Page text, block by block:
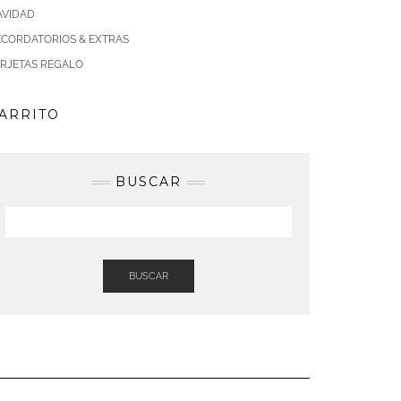
& EXTRAS
REGALO
BUSCAR
BUSCAR